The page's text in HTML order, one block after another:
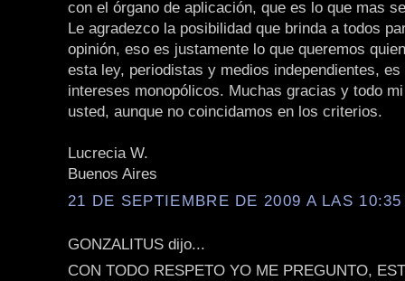
con el órgano de aplicación, que es lo que mas
Le agradezco la posibilidad que brinda a todos
opinión, eso es justamente lo que queremos
esta ley, periodistas y medios independientes,
intereses monopólicos. Muchas gracias y todo
usted, aunque no coincidamos en los criterios.
Lucrecia W.
Buenos Aires
21 DE SEPTIEMBRE DE 2009 A LAS 10:35
GONZALITUS dijo...
CON TODO RESPETO YO ME PREGUNTO,